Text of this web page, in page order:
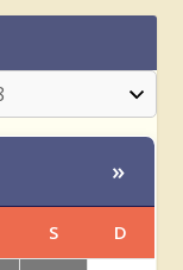
»
S D